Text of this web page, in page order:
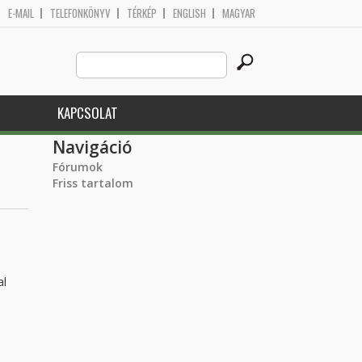
E-MAIL TELEFONKÖNYV TÉRKÉP ENGLISH MAGYAR
Search
this
site
KAPCSOLAT
Navigáció
Fórumok
Friss tartalom